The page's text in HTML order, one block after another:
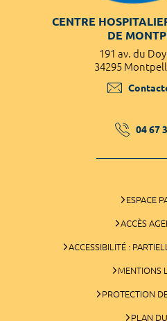
CENTRE
DE
191 av. du
34295
04 67
ESPACE
ACCÈS
ACCESSIBILITÉ :
MENTIONS
PROTECTION
PLAN